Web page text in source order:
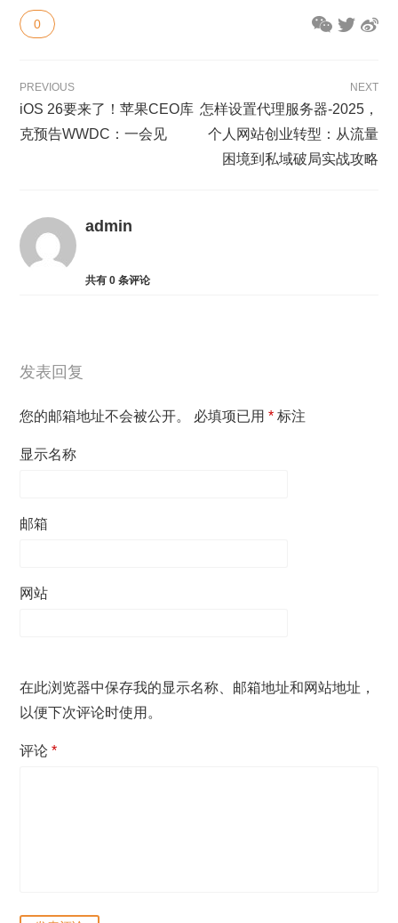
0
PREVIOUS
iOS 26要来了！苹果CEO库
克预告WWDC：一会见
NEXT
怎样设置代理服务器-2025，
个人网站创业转型：从流量
困境到私域破局实战攻略
admin
共有0 条评论
发表回复
您的邮箱地址不会被公开。 必填项已用* 标注
显示名称
邮箱
网站
在此浏览器中保存我的显示名称、邮箱地址和网站地址，
以便下次评论时使用。
评论*